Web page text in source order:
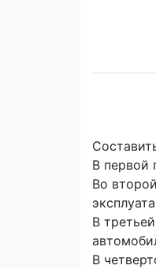
В первой
Во
В
В